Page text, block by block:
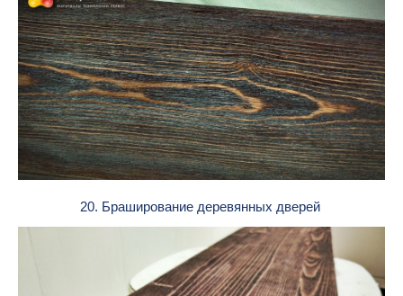
20. Браширование деревянных дверей